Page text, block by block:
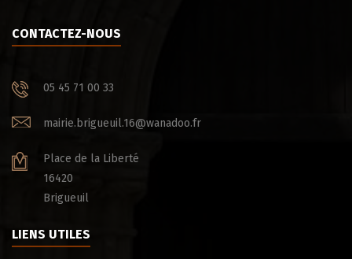
CONTACTEZ-NOUS
05 45 71 00 33
mairie.brigueuil.16@wanadoo.fr
Place de la Liberté
16420
Brigueuil
LIENS UTILES